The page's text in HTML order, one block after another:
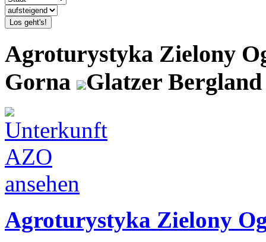
Los geht's!
Agroturystyka Zielony
Gorna
Glatzer Bergland
Agroturystyka Zielony